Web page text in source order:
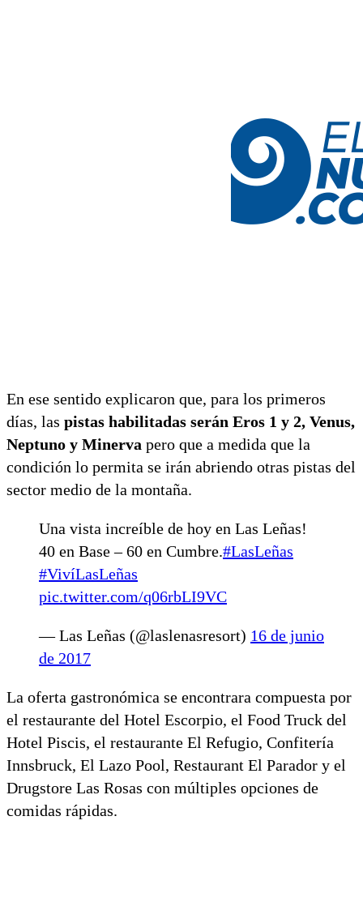
En ese sentido explicaron que, para los primeros
días, las pistas habilitadas serán Eros 1 y 2, Venus,
Neptuno y Minerva pero que a medida que la
condición lo permita se irán abriendo otras pistas del
sector medio de la montaña.
Una vista increíble de hoy en Las Leñas!
40 en Base – 60 en Cumbre.#LasLeñas
#VivíLasLeñas
pic.twitter.com/q06rbLI9VC
— Las Leñas (@laslenasresort) 16 de junio
de 2017
La oferta gastronómica se encontrara compuesta por
el restaurante del Hotel Escorpio, el Food Truck del
Hotel Piscis, el restaurante El Refugio, Confitería
Innsbruck, El Lazo Pool, Restaurant El Parador y el
Drugstore Las Rosas con múltiples opciones de
comidas rápidas.